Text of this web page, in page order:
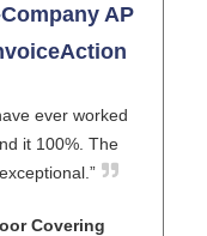
AP
ever worked
it 100%. The
Covering